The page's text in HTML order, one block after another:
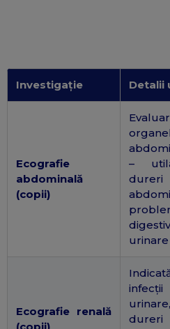
Investigație Detalii
Ecografie
abdominală
(copii)
–
dureri
urinare
Ecografie renală
infecții
urinare,